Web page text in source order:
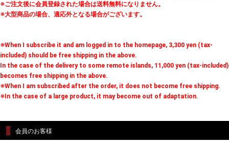
※ご注文後に会員登録された場合は送料無料になりません。
※大型商品の場合、適応外となる場合がございます。
※When I subscribe it and am logged in to the homepage, 3,300 yen (tax-
included) should be free shipping in the above.
In the case of the delivery to some remote islands, 11,000 yen (tax-included)
becomes free shipping in the above.
※When I am subscribed after the order, it does not become free shipping.
※In the case of a large product, it may become out of adaptation.
会員のお客様